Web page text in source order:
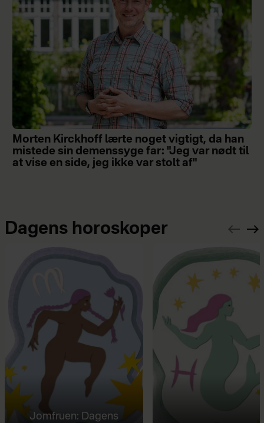
Morten Kirckhoff lærte noget vigtigt, da han
mistede sin demenssyge far: "Jeg var nødt til
at vise en side, jeg ikke var stolt af"
Dagens horoskoper
Jomfruen: Dagens